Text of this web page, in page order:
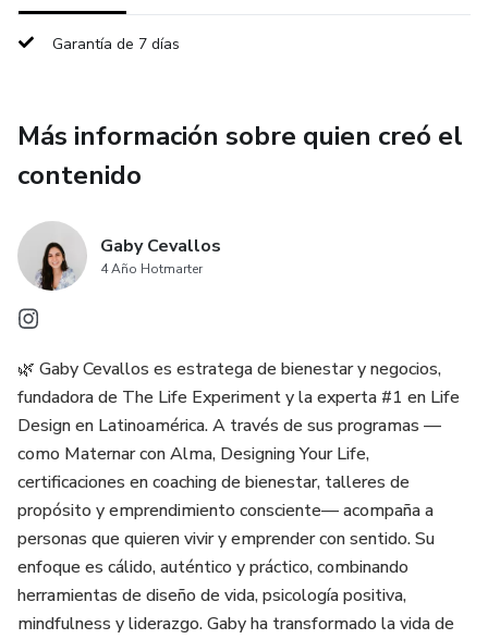
Garantía de 7 días
Más información sobre quien creó el
contenido
Gaby Cevallos
4 Año Hotmarter
🌿 Gaby Cevallos es estratega de bienestar y negocios,
fundadora de The Life Experiment y la experta #1 en Life
Design en Latinoamérica. A través de sus programas —
como Maternar con Alma, Designing Your Life,
certificaciones en coaching de bienestar, talleres de
propósito y emprendimiento consciente— acompaña a
personas que quieren vivir y emprender con sentido. Su
enfoque es cálido, auténtico y práctico, combinando
herramientas de diseño de vida, psicología positiva,
mindfulness y liderazgo. Gaby ha transformado la vida de